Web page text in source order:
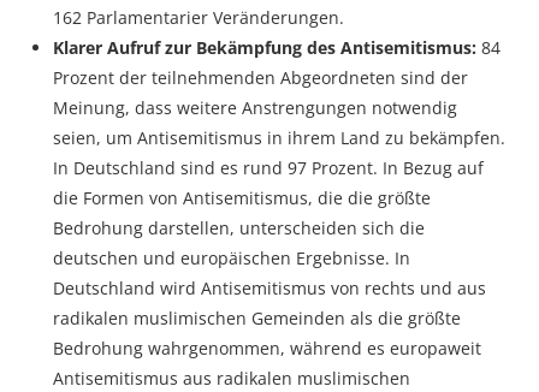
162 Parlamentarier Veränderungen.
Klarer Aufruf zur Bekämpfung des Antisemitismus: 84
Prozent der teilnehmenden Abgeordneten sind der
Meinung, dass weitere Anstrengungen notwendig
seien, um Antisemitismus in ihrem Land zu bekämpfen.
In Deutschland sind es rund 97 Prozent. In Bezug auf
die Formen von Antisemitismus, die die größte
Bedrohung darstellen, unterscheiden sich die
deutschen und europäischen Ergebnisse. In
Deutschland wird Antisemitismus von rechts und aus
radikalen muslimischen Gemeinden als die größte
Bedrohung wahrgenommen, während es europaweit
Antisemitismus aus radikalen muslimischen